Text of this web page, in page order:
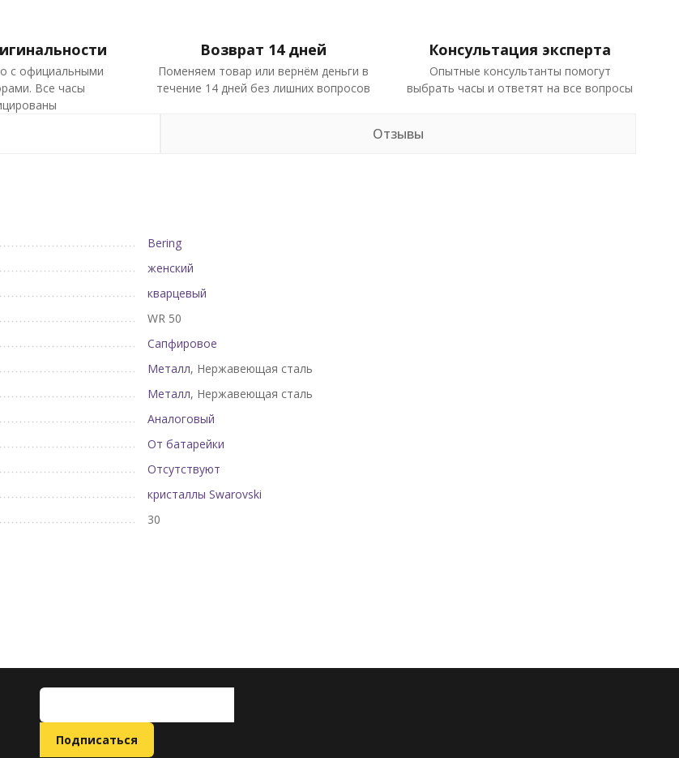
с официальными
Все часы
Возврат 14 дней
Поменяем товар или вернём деньги в
течение 14 дней без лишних вопросов
Консультация эксперта
Опытные консультанты помогут
выбрать часы и ответят на все вопросы
Отзывы
Bering
женский
кварцевый
WR 50
Сапфировое
Металл, Нержавеющая сталь
Металл, Нержавеющая сталь
Аналоговый
От батарейки
Отсутствуют
кристаллы Swarovski
30